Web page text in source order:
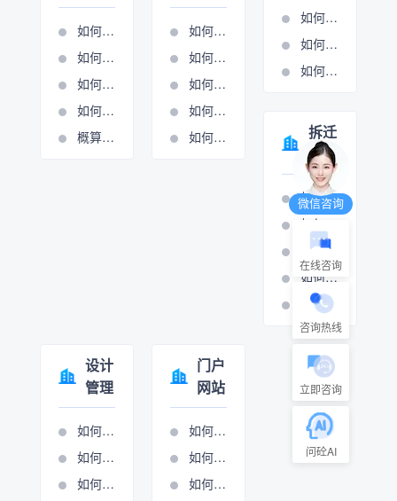
如何导入清单
如何进行分项清单计量
如何使用施工图核算表
如何添加或修改费用条款
概算分项的操作视频
如何进行周期管理
如何进行总包计量周期管理
如何新建周期
如何设置周期管理
如何进行计量支付
如何设置单位报表
如何进行报表输出
如何进行清单锁定
拆迁
管理
如何打印拆迁报表
如何设置房屋拆迁管理
如何设置村组管理
如何设置房屋拆迁管理
如何设置只补不征管理
设计
管理
如何添加生产项目
如何设置项目执行
如何项目立项
门户
网站
如何做网站管理
如何进行新闻图管理
如何进行展示图管理
微信咨询
在线咨询
咨询热线
立即咨询
问砼AI